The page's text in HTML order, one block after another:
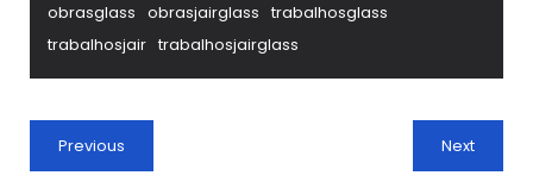
obrasglass obrasjairglass trabalhosglass
trabalhosjair trabalhosjairglass
Previous Next